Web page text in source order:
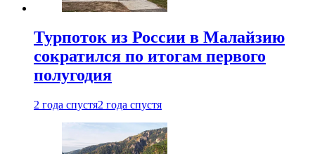
Турпоток из России в Малайзию
сократился по итогам первого
полугодия
2 года спустя2 года спустя